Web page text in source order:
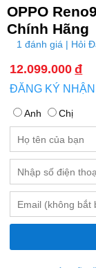
OPPO
Chính Hãng
1 đánh giá | Hỏi
12.099.000 đ
ĐĂNG KÝ
Anh Chị